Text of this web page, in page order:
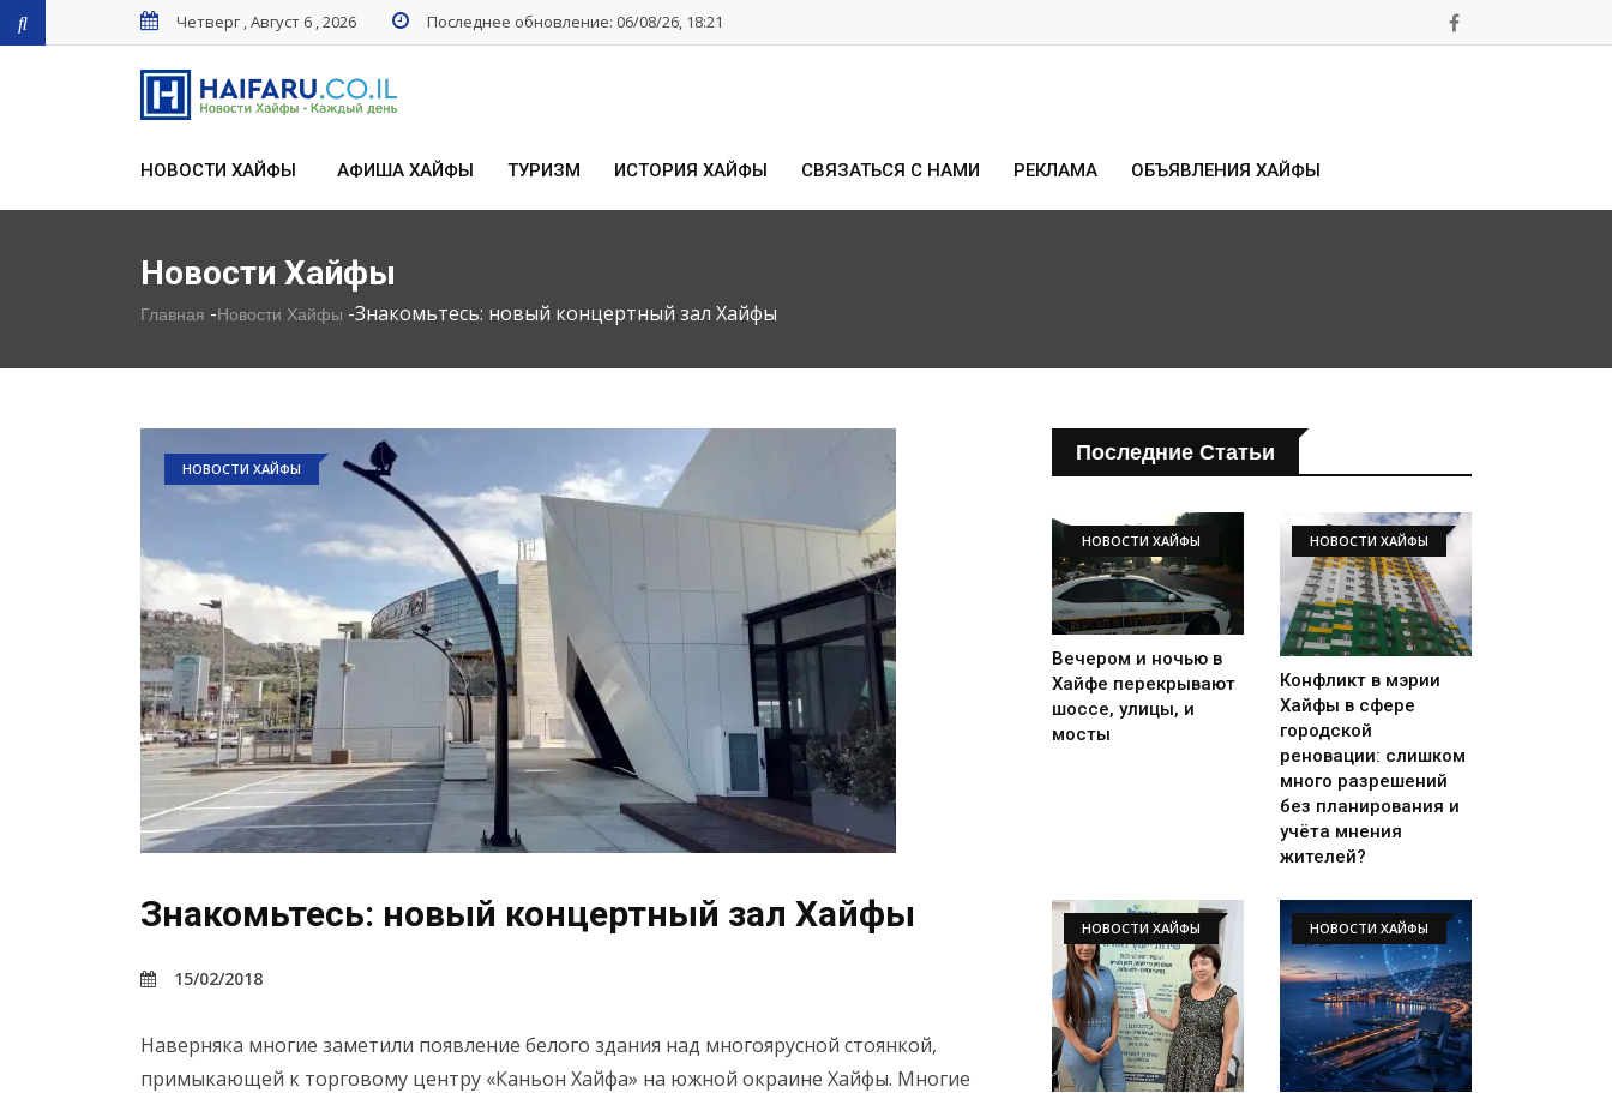
Четверг , Август 6 , 2026 Последнее обновление: 06/08/26, 18:21
НОВОСТИ ХАЙФЫ АФИША ХАЙФЫ ТУРИЗМ ИСТОРИЯ ХАЙФЫ СВЯЗАТЬСЯ С НАМИ РЕКЛАМА ОБЪЯВЛЕНИЯ ХАЙФЫ
Новости Хайфы
Главная -Новости Хайфы -Знакомьтесь: новый концертный зал Хайфы
НОВОСТИ ХАЙФЫ
Знакомьтесь: новый концертный зал Хайфы
15/02/2018
Наверняка многие заметили появление белого здания над многоярусной стоянкой,
примыкающей к торговому центру «Каньон Хайфа» на южной окраине Хайфы. Многие
Последние Статьи
НОВОСТИ ХАЙФЫ
Вечером и ночью в
Хайфе перекрывают
шоссе, улицы, и
мосты
НОВОСТИ ХАЙФЫ
Конфликт в мэрии
Хайфы в сфере
городской
реновации: слишком
много разрешений
без планирования и
учёта мнения
жителей?
НОВОСТИ ХАЙФЫ НОВОСТИ ХАЙФЫ